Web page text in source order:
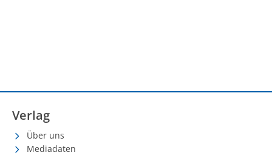
Verlag
Über uns
Mediadaten